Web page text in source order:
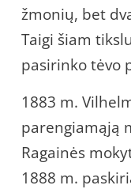
žmonių, bet
Taigi šiam
pasirinko tėvo
1883 m.
parengiamąją
Ragainės
1888 m.